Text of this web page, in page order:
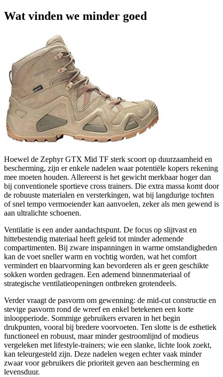
Wat vinden we minder goed
Hoewel de Zephyr GTX Mid TF sterk scoort op duurzaamheid en
bescherming, zijn er enkele nadelen waar potentiële kopers rekening
mee moeten houden. Allereerst is het gewicht merkbaar hoger dan
bij conventionele sportieve cross trainers. Die extra massa komt door
de robuuste materialen en versterkingen, wat bij langdurige tochten
of snel tempo vermoeiender kan aanvoelen, zeker als men gewend is
aan ultralichte schoenen.
Ventilatie is een ander aandachtspunt. De focus op slijtvast en
hittebestendig materiaal heeft geleid tot minder ademende
compartimenten. Bij zware inspanningen in warme omstandigheden
kan de voet sneller warm en vochtig worden, wat het comfort
vermindert en blaarvorming kan bevorderen als er geen geschikte
sokken worden gedragen. Een ademend binnenmateriaal of
strategische ventilatieopeningen ontbreken grotendeels.
Verder vraagt de pasvorm om gewenning: de mid‑cut constructie en
stevige pasvorm rond de wreef en enkel betekenen een korte
inloopperiode. Sommige gebruikers ervaren in het begin
drukpunten, vooral bij bredere voorvoeten. Ten slotte is de esthetiek
functioneel en robuust, maar minder gestroomlijnd of modieus
vergeleken met lifestyle‑trainers; wie een slanke, lichte look zoekt,
kan teleurgesteld zijn. Deze nadelen wegen echter vaak minder
zwaar voor gebruikers die prioriteit geven aan bescherming en
levensduur.